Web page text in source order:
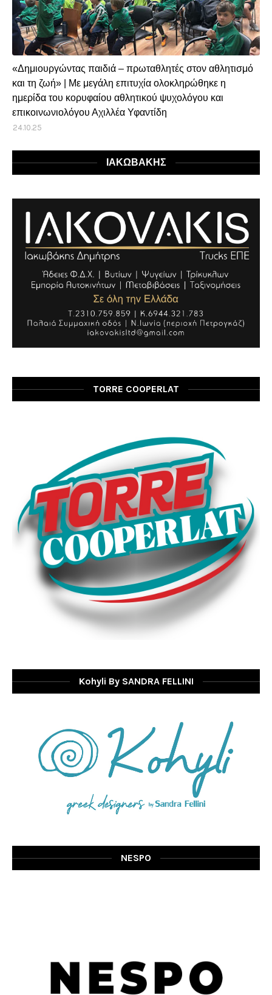
«Δημιουργώντας παιδιά – πρωταθλητές στον αθλητισμό
και τη ζωή» | Με μεγάλη επιτυχία ολοκληρώθηκε η
ημερίδα του κορυφαίου αθλητικού ψυχολόγου και
επικοινωνιολόγου Αχιλλέα Υφαντίδη
24.10.25
ΙΑΚΩΒΑΚΗΣ
TORRE COOPERLAT
Kohyli By SANDRA FELLINI
NESPO